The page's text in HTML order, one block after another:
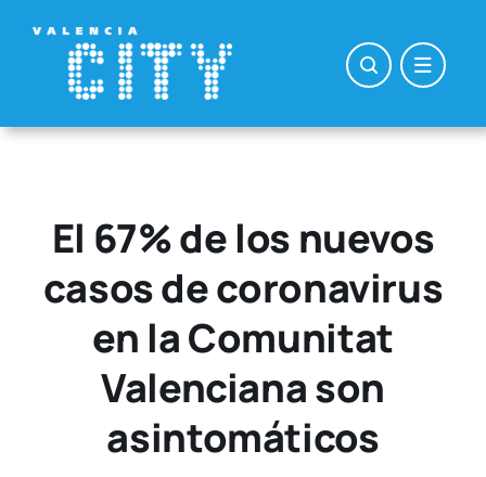
contenido
El 67% de los nuevos
casos de coronavirus
en la Comunitat
Valenciana son
asintomáticos